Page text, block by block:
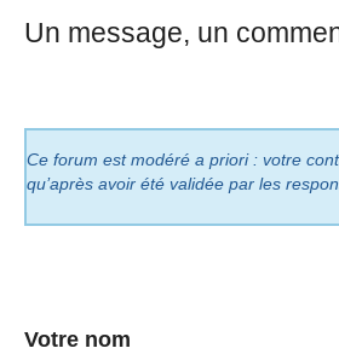
Un message, un
Ce forum est modéré a priori : votre
qu’après avoir été validée par les
Votre nom